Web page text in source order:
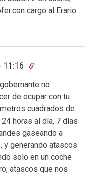
cargo al Erario
11:16
no
de ocupar con tu
cuadrados de
horas al día, 7 días
gaseando a
y generando atascos
solo en un coche
atascos que nos